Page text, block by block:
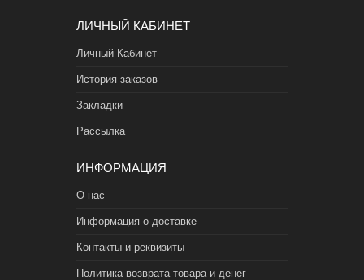
ЛИЧНЫЙ КАБИНЕТ
Личный Кабинет
История заказов
Закладки
Рассылка
ИНФОРМАЦИЯ
О нас
Информация о доставке
Контакты и реквизиты
Политика возврата товара и денег